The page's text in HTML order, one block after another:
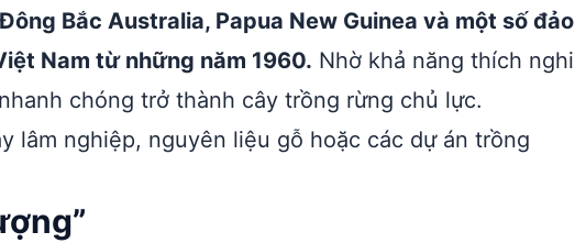
Bắc Australia, Papua New Guinea và một số đảo
Nam từ những năm 1960. Nhờ khả năng thích nghi
chóng trở thành cây trồng rừng chủ lực.
lâm nghiệp, nguyên liệu gỗ hoặc các dự án trồng